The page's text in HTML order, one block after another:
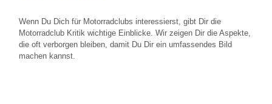
Wenn Du Dich für Motorradclubs interessierst, gibt Dir die
Motorradclub Kritik wichtige Einblicke. Wir zeigen Dir die Aspekte,
die oft verborgen bleiben, damit Du Dir ein umfassendes Bild
machen kannst.